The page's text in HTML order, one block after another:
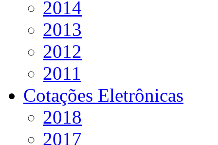
2014
2013
2012
2011
Cotações Eletrônicas
2018
2017